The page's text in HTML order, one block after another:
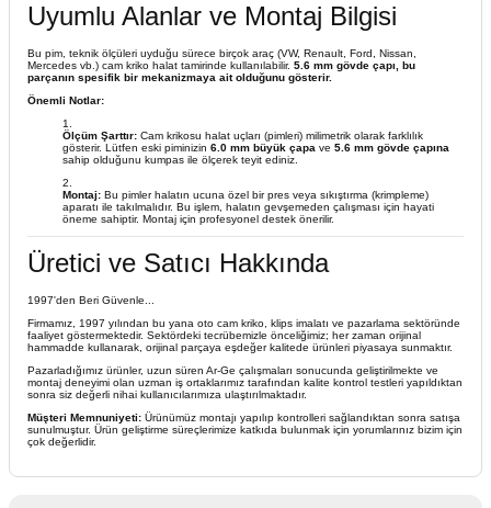
Uyumlu Alanlar ve Montaj Bilgisi
Bu pim, teknik ölçüleri uyduğu sürece birçok araç (VW, Renault, Ford, Nissan,
Mercedes vb.) cam kriko halat tamirinde kullanılabilir. 5.6 mm gövde çapı, bu
parçanın spesifik bir mekanizmaya ait olduğunu gösterir.
Önemli Notlar:
Ölçüm Şarttır: Cam krikosu halat uçları (pimleri) milimetrik olarak farklılık
gösterir. Lütfen eski piminizin 6.0 mm büyük çapa ve 5.6 mm gövde çapına
sahip olduğunu kumpas ile ölçerek teyit ediniz.
Montaj: Bu pimler halatın ucuna özel bir pres veya sıkıştırma (krimpleme)
aparatı ile takılmalıdır. Bu işlem, halatın gevşemeden çalışması için hayati
öneme sahiptir. Montaj için profesyonel destek önerilir.
Üretici ve Satıcı Hakkında
1997'den Beri Güvenle...
Firmamız, 1997 yılından bu yana oto cam kriko, klips imalatı ve pazarlama sektöründe
faaliyet göstermektedir. Sektördeki tecrübemizle önceliğimiz; her zaman orijinal
hammadde kullanarak, orijinal parçaya eşdeğer kalitede ürünleri piyasaya sunmaktır.
Pazarladığımız ürünler, uzun süren Ar-Ge çalışmaları sonucunda geliştirilmekte ve
montaj deneyimi olan uzman iş ortaklarımız tarafından kalite kontrol testleri yapıldıktan
sonra siz değerli nihai kullanıcılarımıza ulaştırılmaktadır.
Müşteri Memnuniyeti: Ürünümüz montajı yapılıp kontrolleri sağlandıktan sonra satışa
sunulmuştur. Ürün geliştirme süreçlerimize katkıda bulunmak için yorumlarınız bizim için
çok değerlidir.